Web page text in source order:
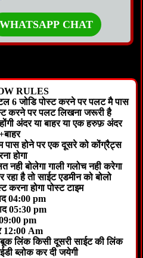
WHATSAPP CHAT
RULES
6 जोडि पोस्ट करने पर पलट मै पास
करने पर पलट लिखना जरूरी है
अंदर या बाहर या एक हरुफ़ अंदर
पास होने पर एक दूसरे को कोंग्रैट्स
होगा
नही बोलेगा गाली गलोच नही करेगा
है तो साईट एडमीन को बोलो
करना होगा पोस्ट टाइम
04:00 pm
05:30 pm
pm
12:00 Am
लिंक किसी दूसरी साईट की लिंक
ब्लोक कर दी जयेगी